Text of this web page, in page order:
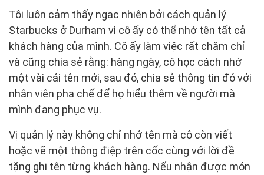
Tôi luôn cảm thấy ngạc nhiên bởi cách quản lý
Starbucks ở Durham vì cô ấy có thể nhớ tên tất cả
khách hàng của mình. Cô ấy làm việc rất chăm chỉ
và cũng chia sẻ rằng: hàng ngày, cô học cách nhớ
một vài cái tên mới, sau đó, chia sẻ thông tin đó với
nhân viên pha chế để họ hiểu thêm về người mà
mình đang phục vụ.
Vị quản lý này không chỉ nhớ tên mà cô còn viết
hoặc vẽ một thông điệp trên cốc cùng với lời đề
tặng ghi tên từng khách hàng. Nếu nhận được món